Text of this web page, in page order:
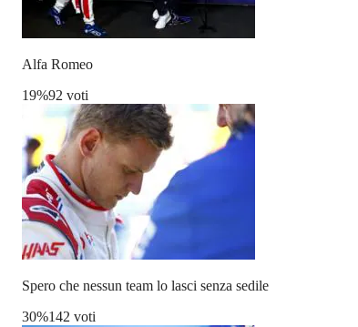
Alfa Romeo
19%92 voti
Spero che nessun team lo lasci senza sedile
30%142 voti